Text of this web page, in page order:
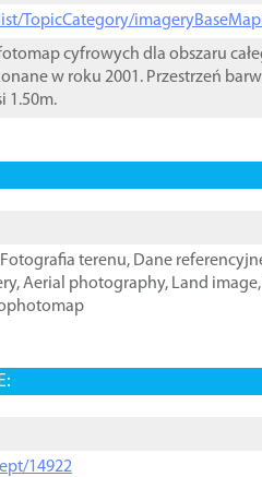
TopicCategory/
cyfrowych dla obszaru
w roku 2001. Przestrzeń
1.50m.
Fotografia terenu, Dane
,Aerial photography, Land image,
14922